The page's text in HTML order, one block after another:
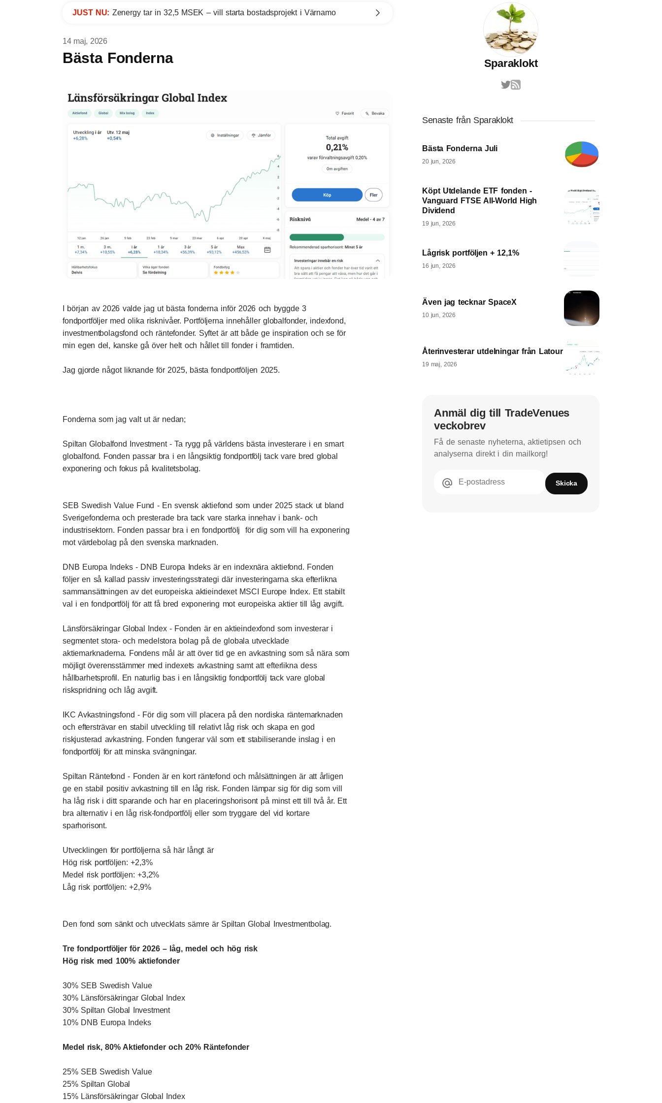
JUST NU: Zenergy tar in 32,5 MSEK – vill starta bostadsprojekt i Värnamo
14 maj, 2026
Bästa Fonderna
I början av 2026 valde jag ut bästa fonderna inför 2026 och byggde 3
fondportföljer med olika risknivåer. Portföljerna innehåller globalfonder, indexfond,
investmentbolagsfond och räntefonder. Syftet är att både ge inspiration och se för
min egen del, kanske gå över helt och hållet till fonder i framtiden.
Jag gjorde något liknande för 2025, bästa fondportföljen 2025.
Fonderna som jag valt ut är nedan;
Spiltan Globalfond Investment- Ta rygg på världens bästa investerare i en smart
globalfond. Fonden passar bra i en långsiktig fondportfölj tack vare bred global
exponering och fokus på kvalitetsbolag.
SEB Swedish Value Fund - En svensk aktiefond som under 2025 stack ut bland
Sverigefonderna och presterade bra tack vare starka innehav i bank- och
industrisektorn. Fonden passar bra i en fondportfölj för dig som vill ha exponering
mot värdebolag på den svenska marknaden.
DNB Europa Indeks- DNB Europa Indeks är en indexnära aktiefond. Fonden
följer en så kallad passiv investeringsstrategi där investeringarna ska efterlikna
sammansättningen av det europeiska aktieindexet MSCI Europe Index. Ett stabilt
val i en fondportfölj för att få bred exponering mot europeiska aktier till låg avgift.
Länsförsäkringar Global Index- Fonden är en aktieindexfond som investerar i
segmentet stora- och medelstora bolag på de globala utvecklade
aktiemarknaderna. Fondens mål är att över tid ge en avkastning som så nära som
möjligt överensstämmer med indexets avkastning samt att efterlikna dess
hållbarhetsprofil. En naturlig bas i en långsiktig fondportfölj tack vare global
riskspridning och låg avgift.
IKC Avkastningsfond - För dig som vill placera på den nordiska räntemarknaden
och eftersträvar en stabil utveckling till relativt låg risk och skapa en god
riskjusterad avkastning. Fonden fungerar väl som ett stabiliserande inslag i en
fondportfölj för att minska svängningar.
Spiltan Räntefond - Fonden är en kort räntefond och målsättningen är att årligen
ge en stabil positiv avkastning till en låg risk. Fonden lämpar sig för dig som vill
ha låg risk i ditt sparande och har en placeringshorisont på minst ett till två år. Ett
bra alternativ i en låg risk-fondportfölj eller som tryggare del vid kortare
sparhorisont.
Utvecklingen för portföljerna så här långt är
Hög risk portföljen: +2,3%
Medel risk portföljen: +3,2%
Låg risk portföljen: +2,9%
Den fond som sänkt och utvecklats sämre är Spiltan Global Investmentbolag.
Tre fondportföljer för 2026 – låg, medel och hög risk
Hög risk med 100% aktiefonder
30% SEB Swedish Value
30% Länsförsäkringar Global Index
30% Spiltan Global Investment
10% DNB Europa Indeks
Medel risk, 80% Aktiefonder och 20% Räntefonder
25% SEB Swedish Value
25% Spiltan Global
15% Länsförsäkringar Global Index
Sparaklokt
Senaste från Sparaklokt
Bästa Fonderna Juli
20 jun, 2026
Köpt Utdelande ETF fonden -
Vanguard FTSE All-World High
Dividend
19 jun, 2026
Lågrisk portföljen + 12,1%
16 jun, 2026
Även jag tecknar SpaceX
10 jun, 2026
Återinvesterar utdelningar från Latour
19 maj, 2026
Anmäl dig till TradeVenues
veckobrev
Få de senaste nyheterna, aktietipsen och
analyserna direkt i din mailkorg!
E-postadress Skicka